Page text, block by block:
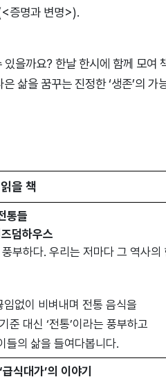
증명과 변명>).
있을까요? 한날 한시에 함께 모여
삶을 꿈꾸는 진정한 ‘생존’의 가
을 책
통들
덤하우스
부하다. 우리는 저마다 그 역사의
없이 비벼내며 전통 음식을
준 대신 ‘전통’이라는 풍부하고
들의 삶을 들여다봅니다.
식대가’의 이야기